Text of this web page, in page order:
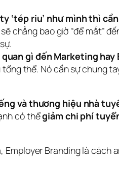
‘tép riu’ như mình thì
chẳng bao giờ “để mắt”
gì đến Marketing hay
thể. Nó cần sự chung
và thương hiệu nhà
có thể giảm chi phí
Branding là cách